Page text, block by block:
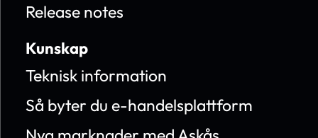
Release notes
Kunskap
Teknisk information
Så byter du e-handelsplattform